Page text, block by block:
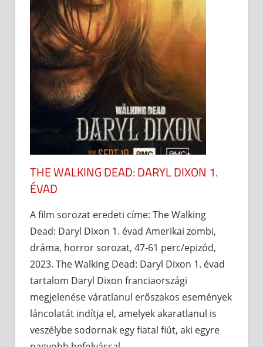
THE WALKING DEAD: DARYL DIXON 1.
ÉVAD
A film sorozat eredeti címe: The Walking
Dead: Daryl Dixon 1. évad Amerikai zombi,
dráma, horror sorozat, 47-61 perc/epizód,
2023. The Walking Dead: Daryl Dixon 1. évad
tartalom Daryl Dixon franciaországi
megjelenése váratlanul erőszakos események
láncolatát indítja el, amelyek akaratlanul is
veszélybe sodornak egy fiatal fiút, aki egyre